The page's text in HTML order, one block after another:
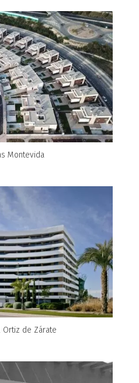
Montevida
Ortiz de Zárate